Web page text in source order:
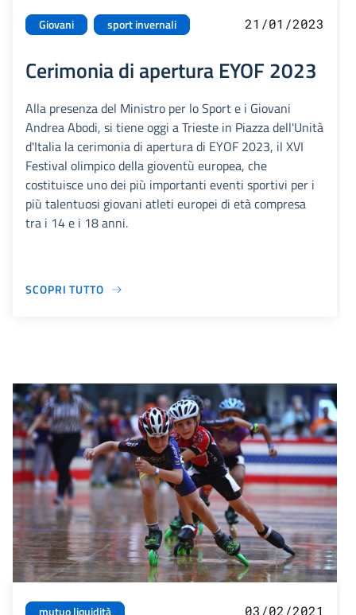
Giovani sport invernali 21/01/2023
Cerimonia di apertura EYOF 2023
Alla presenza del Ministro per lo Sport e i Giovani
Andrea Abodi, si tiene oggi a Trieste in Piazza dell'Unità
d'Italia la cerimonia di apertura di EYOF 2023, il XVI
Festival olimpico della gioventù europea, che
costituisce uno dei più importanti eventi sportivi per i
più talentuosi giovani atleti europei di età compresa
tra i 14 e i 18 anni.
SCOPRI TUTTO
03/02/2021